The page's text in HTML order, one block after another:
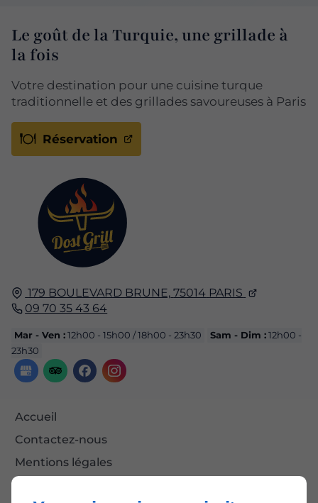
179 BOULEVARD BRUNE, 75014 PARIS
09 70 35 43 64
Mar - Ven :12h00 - 15h00 / 18h00 - 23h30 Sam - Dim :12h00 -
23h30
Accueil
Contactez-nous
Mentions légales
Le goût de la Turquie, une grillade à
la fois
Votre destination pour une cuisine turque
traditionnelle et des grillades savoureuses à Paris
Réservation